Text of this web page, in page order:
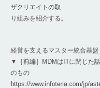
ザクリエイトの取
り組みを紹介する。
経営を支えるマスター統合基盤
▼［前編］MDMはITに閉じた
のもの
https://www.infoteria.com/jp/